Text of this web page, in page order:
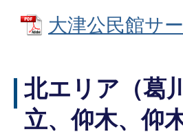
大津公民館サ
北エリア（葛
立、仰木、仰